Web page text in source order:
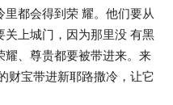
都会得到荣 耀。他们要从
关上城门，因为那里没 有黑
耀、尊贵都要被带进来。来
财宝带进新耶路撒冷，让它